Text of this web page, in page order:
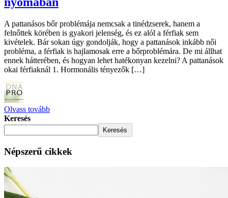
A pattanásos bőr problémája nemcsak a tinédzserek, hanem a
felnőttek körében is gyakori jelenség, és ez alól a férfiak sem
kivételek. Bár sokan úgy gondolják, hogy a pattanások inkább női
probléma, a férfiak is hajlamosak erre a bőrproblémára. De mi állhat
ennek hátterében, és hogyan lehet hatékonyan kezelni? A pattanások
okai férfiaknál 1. Hormonális tényezők […]
Olvass tovább
Keresés
Keresés
Népszerű cikkek